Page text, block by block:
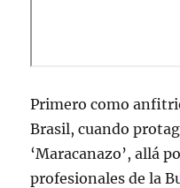
Primero como
Brasil, cuando
‘Maracanazo’, allá
profesionales de la